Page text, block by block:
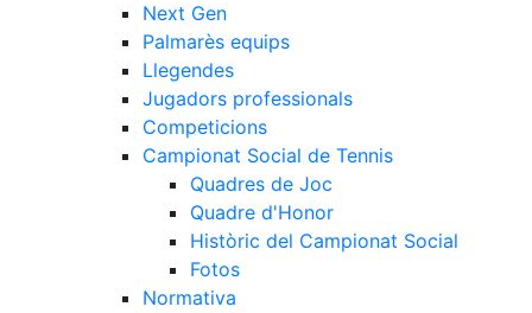
Next Gen
Palmarès equips
Llegendes
Jugadors professionals
Competicions
Campionat Social de Tennis
Quadres de Joc
Quadre d'Honor
Històric del Campionat Social
Fotos
Normativa